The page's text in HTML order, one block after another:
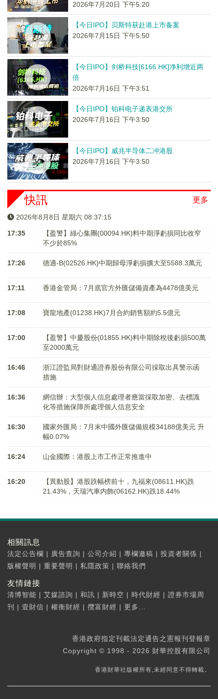
2026年7月20日 下午5:20
【今日IPO】贝斯特获赴港上市备案
2026年7月15日 下午5:50
【今日IPO】剑桥科技[6166.HK]净利增近两
倍
2026年7月16日 下午3:51
【今日IPO】铂科电子递表港交所
2026年7月16日 下午3:50
【今日IPO】威兆半导体二冲港股
2026年7月16日 下午3:50
更多
快訊
2026年8月8日 星期六 08:37:16
17:35
【盈警】綠心集團(00094.HK)料中期淨虧損同比收窄
不少於85%
17:26 德適-B(02526.HK)中期歸母淨虧損擴大至5588.3萬元
17:11 香港金管局：7月底官方外匯儲備資產為4478億美元
17:08 寶龍地產(01238.HK)7月合約銷售額約5.5億元
17:00
【盈警】中慶股份(01855.HK)料中期除稅後虧損500萬
至2000萬元
16:46
浙江證監局對財通證券股份有限公司採取出具警示函
措施
16:36
網信辦：大型個人信息處理者應當採取加密、去標識
化等措施保障所處理個人信息安全
16:30
國家外匯局：7月末中國外匯儲備規模34188億美元 升
幅0.07%
16:24 山金國際：港股上市工作正常推進中
16:20
【異動股】港股跌幅榜前十，九福來(08611.HK)跌
21.43%，天瑞汽車内飾(06162.HK)跌18.44%
相關訊息
法定公告欄 | 廣告查詢 | 公司介紹 | 專欄邀稿 | 投資者關係 |
版權聲明 | 重要聲明 | 私隱政策 | 聯絡我們
友情鏈接
清博智能 | 艾媒諮詢 | 和訊 | 新時空 | 時代財經 | 證券市場周
刊
| 壹財信 | 權衡財經 | 攬富財經 | 更多...
香港政府指定刊載法定通告之憲報刊登報章
Copyright © 1998 - 2026 財華控股有限公司
香港財華社版權所有,未經同意不得轉載。